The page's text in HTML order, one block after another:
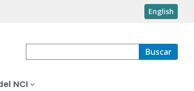
English
Buscar
NCI